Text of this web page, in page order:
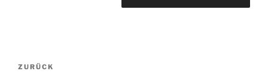
Beitragsnavigation
Vorheriger
ZURÜCK